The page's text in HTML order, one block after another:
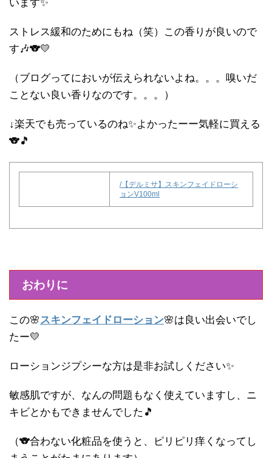
います✨
ストレス緩和のためにもね（笑）この香りが良いので
す🎶🐨💛
（ブログってにおいが伝えられないよね。。。嗅いだ
ことない良い香りなのです。。。）
↓楽天でも売っているのね✨よかったーー気軽に買える
🐨🎵
/【デルミサ】スキンフェイドローシ
ョンV100ml
おわりに
この🌸 スキンフェイドローション🌸は良い出会いでし
たー💛
ローションジプシーな方は是非お試しください✨
敏感肌ですが、なんの問題もなく使えていますし、ニ
キビとかもできませんでした🎵
（🐨合わない化粧品を使うと、ピリピリ痒くなってし